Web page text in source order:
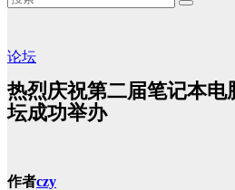
论坛
热烈庆祝第二届笔记本电
坛成功举办
作者czy